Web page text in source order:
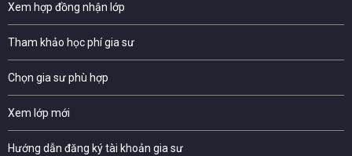
Xem hợp đồng nhận lớp
Tham khảo học phí gia sư
Chọn gia sư phù hợp
Xem lớp mới
Hướng dẫn đăng ký tài khoản gia sư